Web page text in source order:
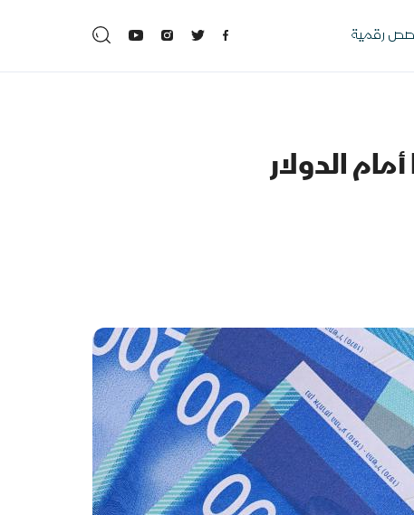
رقمية
الدولار